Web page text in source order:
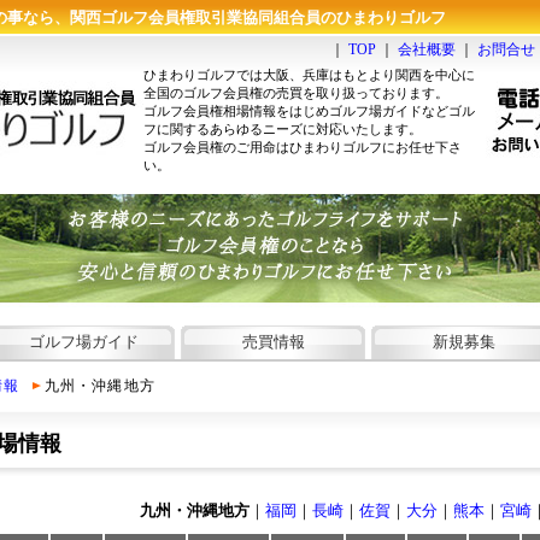
なら、関西ゴルフ会員権取引業協同組合員のひまわりゴルフ
TOP 会社概要 お問合せ
ひまわりゴルフでは大阪、兵庫はもとより関西を中心に
全国のゴルフ会員権の売買を取り扱っております。
ゴルフ会員権相場情報をはじめゴルフ場ガイドなどゴル
フに関するあらゆるニーズに対応いたします。
ゴルフ会員権のご用命はひまわりゴルフにお任せ下さ
い。
ゴルフ場ガイド 売買情報 新規募集
九州・沖縄地方
情報
九州・沖縄地方 ｜ 福岡 ｜ 長崎 ｜ 佐賀 ｜ 大分 ｜ 熊本 ｜ 宮崎